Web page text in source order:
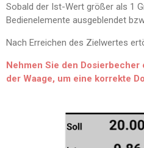
Sobald der Ist-Wert größer als 1
Bedienelemente ausgeblendet
Nach Erreichen des Zielwertes
Nehmen Sie den Dosierbecher
der Waage, um eine korrekte